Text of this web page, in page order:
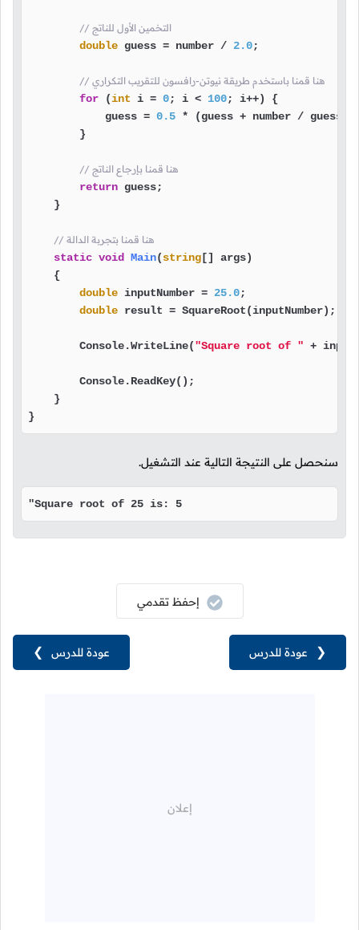
// التخمين الأول للناتج
double guess = number / 2.0;
// هنا قمنا باستخدم طريقة نيوتن-رافسون للتقريب التكراري
for (int i = 0; i < 100; i++) {
            guess =
0.5 * (guess + number / guess);
        }
// هنا قمنا بإرجاع الناتج
return guess;
    }
// هنا قمنا بتجربة الدالة
static void Main(string [] args)
    {
double inputNumber = 25.0;
double result = SquareRoot(inputNumber);
        Console.WriteLine(
"Square root of " +
        Console.ReadKey();
    }
}
سنحصل على النتيجة التالية عند التشغيل.
"Square root of 25 is: 5
عودة للدرس ❯
إحفظ تقدمي
❮ عودة للدرس